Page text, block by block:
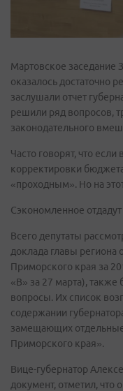
Мартовское заседание
оказалось достаточно
заслушали отчет
решили ряд вопросов,
законодательного
Часто говорят, что если
корректировки
«проходным». Но на
Сэкономленное
Всего депутаты
доклада главы региона
Приморского края за
«В» за 27 марта),
вопросы. Их список
содержании
замещающих
Приморского края».
Вице-губернатор
документ, отметил, что